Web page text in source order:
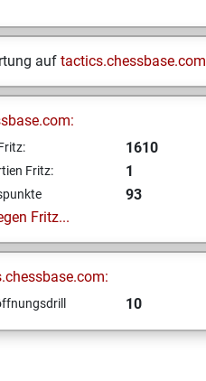
auf tactics.chessbase.com
1610
Fritz: 1
93
Fritz...
10